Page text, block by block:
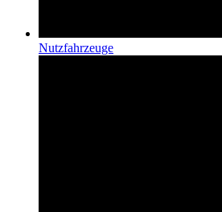
Nutzfahrzeuge